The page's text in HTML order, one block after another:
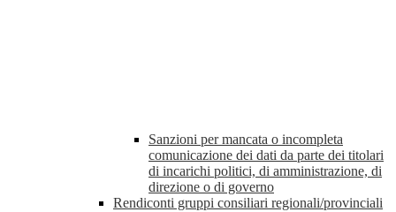
Sanzioni per mancata o incompleta
comunicazione dei dati da parte dei titolari
di incarichi politici, di amministrazione, di
direzione o di governo
Rendiconti gruppi consiliari regionali/provinciali